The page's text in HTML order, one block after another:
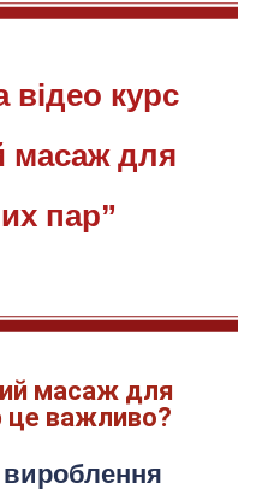
курс
масаж для
пар”
масаж для
це важливо?